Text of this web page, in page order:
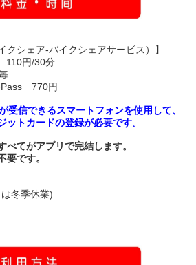
クシェア-バイクシェアサービス）】
110円/30分
Pass 770円
受信できるスマートフォンを使用して、
ットカードの登録が必要です。
べてがアプリで完結します。
要です。
冬季休業)